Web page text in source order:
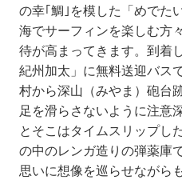
の幸｢鯛｣を模した「めでた
海でサーフィンを楽しむ方
待が高まってきます。到着
紀州加太」に無料送迎バス
村から深山（みやま）砲台
足を滑らさないように注意
とそこはタイムスリップし
の中のレンガ造りの弾薬庫
思いに想像を巡らせながら